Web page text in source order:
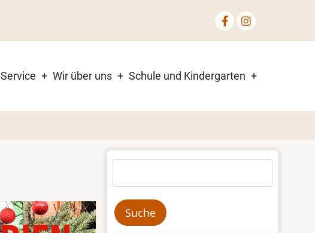
Service Wir über uns Schule und Kindergarten